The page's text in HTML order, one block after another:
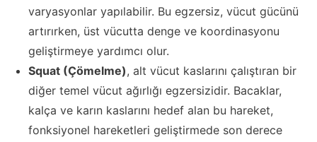
varyasyonlar yapılabilir. Bu egzersiz, vücut gücünü
artırırken, üst vücutta denge ve koordinasyonu
geliştirmeye yardımcı olur.
Squat (Çömelme), alt vücut kaslarını çalıştıran bir
diğer temel vücut ağırlığı egzersizidir. Bacaklar,
kalça ve karın kaslarını hedef alan bu hareket,
fonksiyonel hareketleri geliştirmede son derece